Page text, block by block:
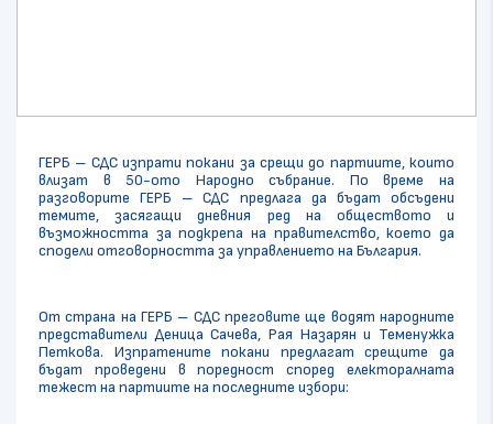
ГЕРБ – СДС изпрати покани за срещи до партиите, които
влизат в 50-ото Народно събрание. По време на
разговорите ГЕРБ – СДС предлага да бъдат обсъдени
темите, засягащи дневния ред на обществото и
възможността за подкрепа на правителство, което да
сподели отговорността за управлението на България.
От страна на ГЕРБ – СДС преговите ще водят народните
представители Деница Сачева, Рая Назарян и Теменужка
Петкова. Изпратените покани предлагат срещите да
бъдат проведени в поредност според електоралната
тежест на партиите на последните избори: